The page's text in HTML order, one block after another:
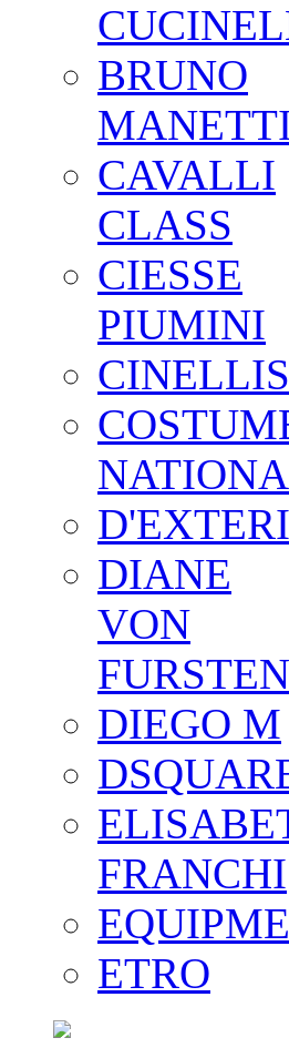
BRUNO
CAVALLI
CLASS
CIESSE
PIUMINI
DIANE
VON
DIEGO M
FRANCHI
ETRO